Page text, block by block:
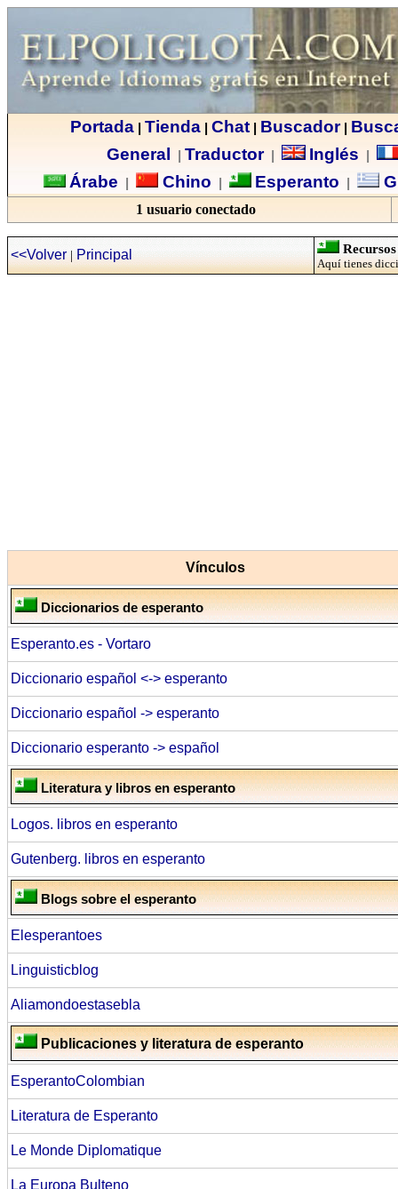
Portada| Tienda| Chat| Buscador|
General
Traductor| Inglés
Árabe Chino Esperanto
1 usuario conectado
<<Volver|Principal
Aquí tienes
Vínculos
Diccionarios de esperanto
Esperanto.es - Vortaro
Diccionario español <-> esperanto
Diccionario español -> esperanto
Diccionario esperanto -> español
Literatura y libros en esperanto
Logos. libros en esperanto
Gutenberg. libros en esperanto
Blogs sobre el esperanto
Elesperantoes
Linguisticblog
Aliamondoestasebla
Publicaciones y literatura de esperanto
EsperantoColombian
Literatura de Esperanto
Le Monde Diplomatique
La Europa Bulteno